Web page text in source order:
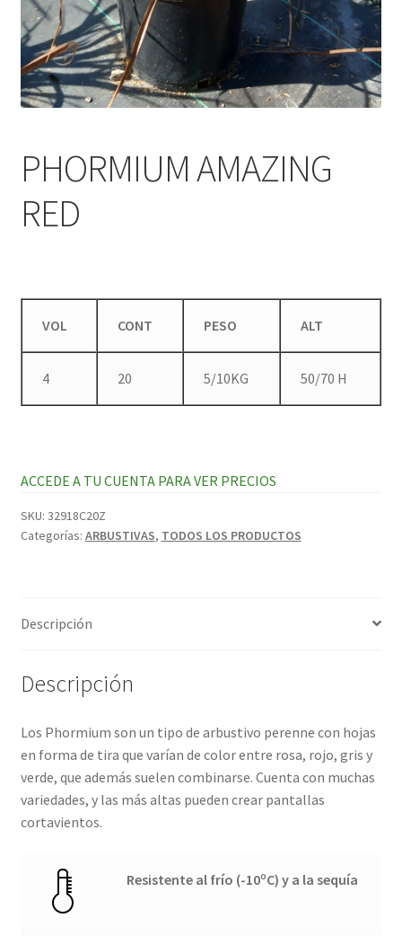
PHORMIUM AMAZING
RED
VOL CONT PESO ALT
4 20 5/10KG 50/70 H
ACCEDE A TU CUENTA PARA VER PRECIOS
SKU: 32918C20Z
Categorías: ARBUSTIVAS, TODOS LOS PRODUCTOS
Descripción
Descripción
Los Phormium son un tipo de arbustivo perenne con hojas
en forma de tira que varían de color entre rosa, rojo, gris y
verde, que además suelen combinarse. Cuenta con muchas
variedades, y las más altas pueden crear pantallas
cortavientos.
Resistente al frío (-10ºC) y a la sequía